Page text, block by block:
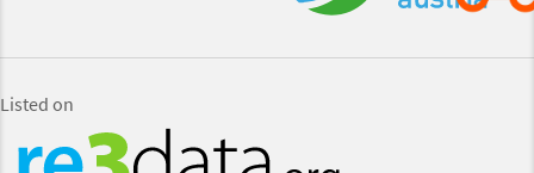
Listed on